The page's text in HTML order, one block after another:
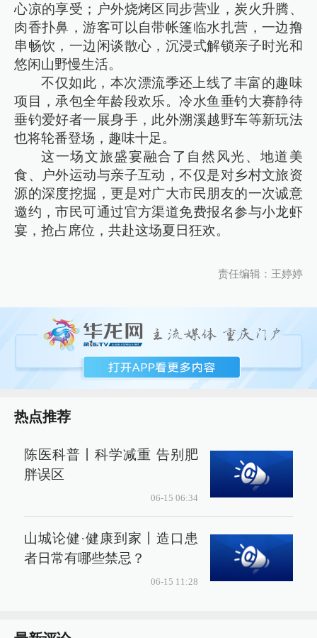
心凉的享受；户外烧烤区同步营业，炭火升腾、
肉香扑鼻，游客可以自带帐篷临水扎营，一边撸
串畅饮，一边闲谈散心，沉浸式解锁亲子时光和
悠闲山野慢生活。
不仅如此，本次漂流季还上线了丰富的趣味
项目，承包全年龄段欢乐。冷水鱼垂钓大赛静待
垂钓爱好者一展身手，此外溯溪越野车等新玩法
也将轮番登场，趣味十足。
这一场文旅盛宴融合了自然风光、地道美
食、户外运动与亲子互动，不仅是对乡村文旅资
源的深度挖掘，更是对广大市民朋友的一次诚意
邀约，市民可通过官方渠道免费报名参与小龙虾
宴，抢占席位，共赴这场夏日狂欢。
责任编辑：王婷婷
热点推荐
陈医科普丨科学减重 告别肥
胖误区
06-15 06:34
山城论健·健康到家丨造口患
者日常有哪些禁忌？
06-15 11:28